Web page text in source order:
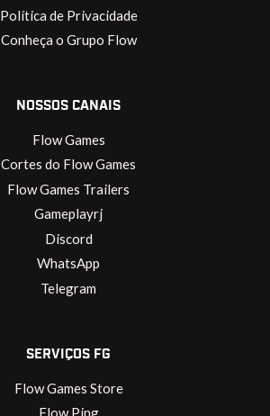
Política de Privacidade
Conheça o Grupo Flow
NOSSOS CANAIS
Flow Games
Cortes do Flow Games
Flow Games Trailers
Gameplayrj
Discord
WhatsApp
Telegram
SERVIÇOS FG
Flow Games Store
Flow Ping